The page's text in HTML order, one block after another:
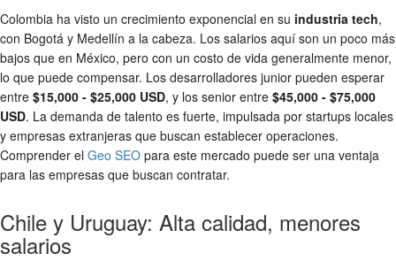
Colombia ha visto un crecimiento exponencial en su industria tech,
con Bogotá y Medellín a la cabeza. Los salarios aquí son un poco más
bajos que en México, pero con un costo de vida generalmente menor,
lo que puede compensar. Los desarrolladores junior pueden esperar
entre $15,000 - $25,000 USD, y los senior entre $45,000 - $75,000
USD. La demanda de talento es fuerte, impulsada por startups locales
y empresas extranjeras que buscan establecer operaciones.
Comprender el Geo SEO para este mercado puede ser una ventaja
para las empresas que buscan contratar.
Chile y Uruguay: Alta calidad, menores
salarios